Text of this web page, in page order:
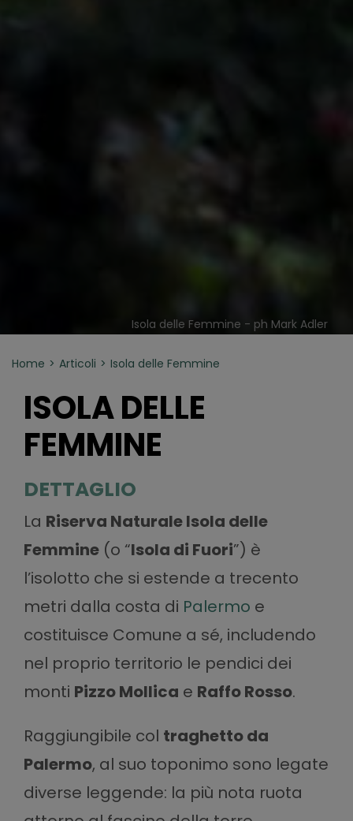
Isola delle Femmine - ph Mark Adler
Home Articoli Isola delle Femmine
ISOLA DELLE
FEMMINE
DETTAGLIO
La Riserva Naturale Isola delle
Femmine(o “Isola di Fuori”) è
l’isolotto che si estende a trecento
metri dalla costa di Palermo e
costituisce Comune a sé, includendo
nel proprio territorio le pendici dei
monti Pizzo Mollica e Raffo Rosso.
Raggiungibile col traghetto da
Palermo, al suo toponimo sono legate
diverse leggende: la più nota ruota